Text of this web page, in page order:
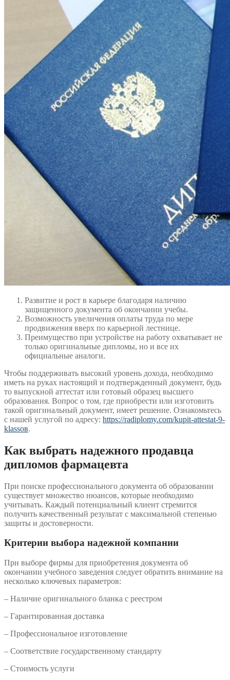
Развитие и рост в карьере благодаря наличию
защищенного документа об окончании учебы.
Возможность увеличения оплаты труда по мере
продвижения вверх по карьерной лестнице.
Преимущество при устройстве на работу охватывает не
только оригинальные дипломы, но и все их
официальные аналоги.
Чтобы поддерживать высокий уровень дохода, необходимо
иметь на руках настоящий и подтвержденный документ, будь
то выпускной аттестат или готовый образец высшего
образования. Вопрос о том, где приобрести или изготовить
такой оригинальный документ, имеет решение. Ознакомьтесь
с нашей услугой по адресу: https://radiplomy.com/kupit-attestat-9-
klassов.
Как выбрать надежного продавца
дипломов фармацевта
При поиске профессионального документа об образовании
существует множество нюансов, которые необходимо
учитывать. Каждый потенциальный клиент стремится
получить качественный результат с максимальной степенью
защиты и достоверности.
Критерии выбора надежной компании
При выборе фирмы для приобретения документа об
окончании учебного заведения следует обратить внимание на
несколько ключевых параметров:
– Наличие оригинального бланка с реестром
– Гарантированная доставка
– Профессиональное изготовление
– Соответствие государственному стандарту
– Стоимость услуги